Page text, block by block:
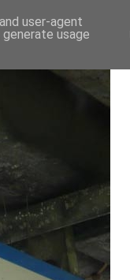
user-agent
usage